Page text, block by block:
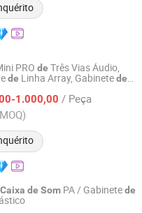
PRO de Três Vias Áudio,
de Linha Array, Gabinetede
1.000,00 / Peça
2020
Caixa de Som PA / Gabinetede
Co., Ltd.